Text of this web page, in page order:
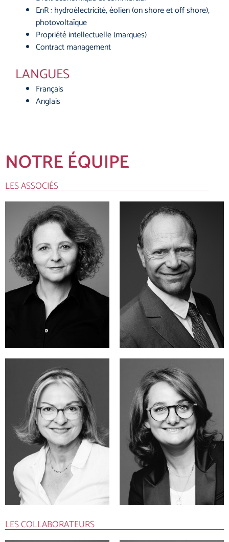
EnR : hydroélectricité, éolien (on shore et off shore),
photovoltaïque
Propriété intellectuelle (marques)
Contract management
LANGUES
Français
Anglais
NOTRE ÉQUIPE
LES ASSOCIÉS
LES COLLABORATEURS